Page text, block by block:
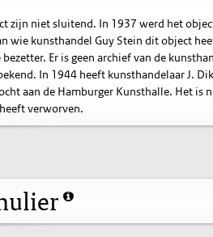
zijn niet sluitend. In 1937 werd het
wie kunsthandel Guy Stein dit object
Er is geen archief van de
In 1944 heeft kunsthandelaar J.
aan de Hamburger Kunsthalle. Het is
verworven.